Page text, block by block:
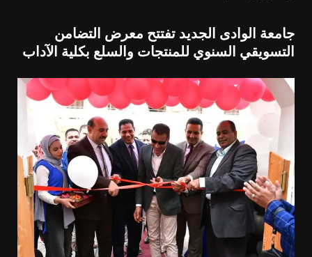
جامعة الوادى الجديد تفتتح معرض التضامن
التسويقي السنوي للمنتجات والسلع بكلية الآداب